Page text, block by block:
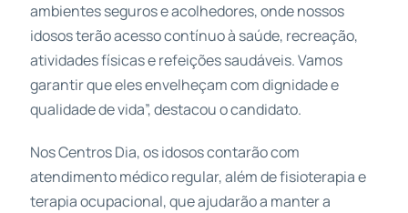
ambientes seguros e acolhedores, onde nossos
idosos terão acesso contínuo à saúde, recreação,
atividades físicas e refeições saudáveis. Vamos
garantir que eles envelheçam com dignidade e
qualidade de vida”, destacou o candidato.
Nos Centros Dia, os idosos contarão com
atendimento médico regular, além de fisioterapia e
terapia ocupacional, que ajudarão a manter a